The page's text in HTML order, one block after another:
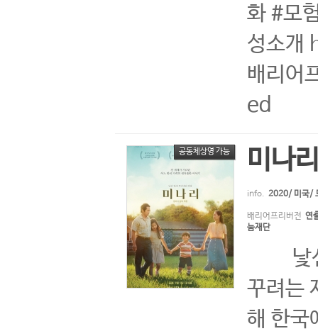
화 #모
성소
배리
ed
공동체상영 가능 미나
info. 2020/ 미국/
배리어프리버전 연
눔재단
낯선
꾸려는
해 한